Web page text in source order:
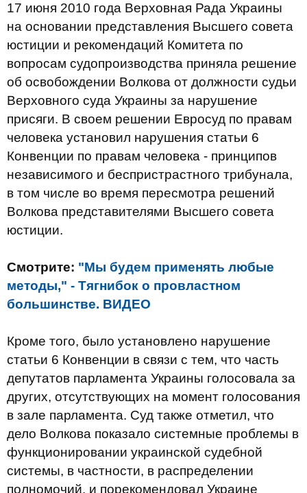
17 июня 2010 года Верховная Рада Украины
на основании представления Высшего совета
юстиции и рекомендаций Комитета по
вопросам судопроизводства приняла решение
об освобождении Волкова от должности судьи
Верховного суда Украины за нарушение
присяги. В своем решении Евросуд по правам
человека установил нарушения статьи 6
Конвенции по правам человека - принципов
независимого и беспристрастного трибунала,
в том числе во время пересмотра решений
Волкова представителями Высшего совета
юстиции.
Смотрите: "Мы будем применять любые
методы," - Тягнибок о провластном
большинстве. ВИДЕО
Кроме того, было установлено нарушение
статьи 6 Конвенции в связи с тем, что часть
депутатов парламента Украины голосовала за
других, отсутствующих на момент голосования
в зале парламента. Суд также отметил, что
дело Волкова показало системные проблемы в
функционировании украинской судебной
системы, в частности, в распределении
полномочий, и порекомендовал Украине